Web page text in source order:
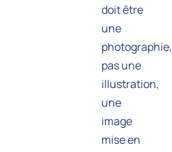
doit être
une
photographie,
pas une
illustration,
une
image
mise en